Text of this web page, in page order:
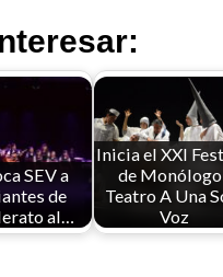
SEV a
de
al…
Inicia el XXI
de
Teatro A Una
Voz